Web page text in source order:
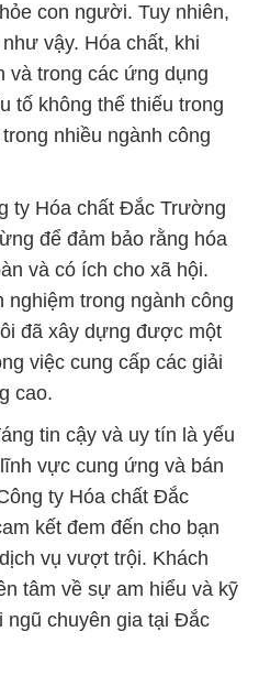
con người. Tuy nhiên,
vậy. Hóa chất, khi
và trong các ứng dụng
tố không thể thiếu trong
nhiều ngành công
ty Hóa chất Đắc Trường
để đảm bảo rằng hóa
và có ích cho xã hội.
trong ngành công
đã xây dựng được một
việc cung cấp các giải
cao.
tin cậy và uy tín là yếu
vực cung ứng và bán
ty Hóa chất Đắc
kết đem đến cho bạn
vụ vượt trội. Khách
tâm về sự am hiểu và kỹ
ngũ chuyên gia tại Đắc